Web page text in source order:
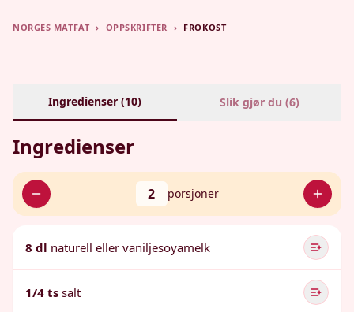
NORGES MATFAT › OPPSKRIFTER › FROKOST
Ingredienser (10) Slik gjør du (6)
Ingredienser
2 porsjoner
8 dl naturell eller vaniljesoyamelk
1/4 ts salt